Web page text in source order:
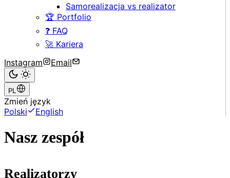
Samorealizacja vs realizator
🏆 Portfolio
❓ FAQ
🚀 Kariera
Instagram
Email
PL
Zmień język
Polski
English
Nasz zespół
Realizatorzy